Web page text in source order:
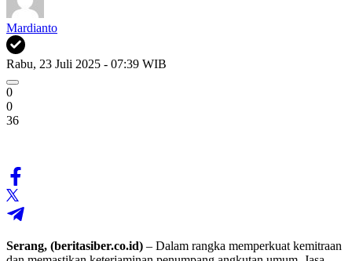
Mardianto
Rabu, 23 Juli 2025 - 07:39 WIB
0
0
36
Serang, (beritasiber.co.id) – Dalam rangka memperkuat kemitraan